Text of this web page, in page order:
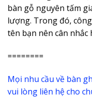
bàn gỗ nguyên tấm
lượng. Trong đó,
tên bạn nên cân nhắc
========
Mọi nhu cầu về bàn
vui lòng liên hệ cho